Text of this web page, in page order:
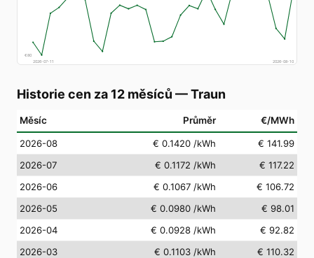
€80
2026-07-11
2026-08-10
Historie cen za 12 měsíců —Traun
Měsíc Průměr €/MWh
2026-08 € 0.1420 /kWh
€ 141.99
2026-07
€ 0.1172 /kWh
€ 117.22
2026-06
€ 0.1067 /kWh
€ 106.72
2026-05
€ 0.0980 /kWh
€ 98.01
2026-04
€ 0.0928 /kWh
€ 92.82
2026-03
€ 0.1103 /kWh
€ 110.32